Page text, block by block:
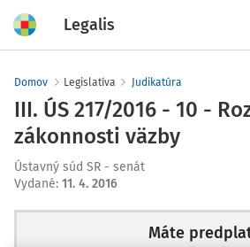
Legalis
Domov Legislatíva Judikatúra
III. ÚS 217/2016 - 10 -
zákonnosti väzby
Ústavný súd SR - senát
Vydané: 11. 4. 2016
Máte